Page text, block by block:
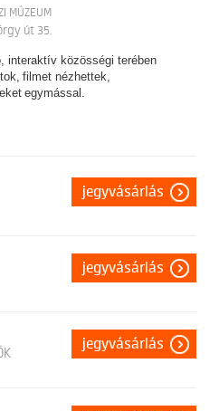
MÚZEUM
út 35.
interaktív közösségi terében
filmet nézhettek,
egymással.
jegyvásárlás
jegyvásárlás
jegyvásárlás